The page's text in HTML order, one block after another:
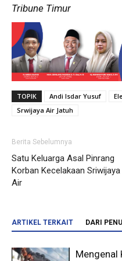
Tribune Timur
TOPIK Andi Isdar Yusuf
Srwijaya Air Jatuh
Berita Sebelumnya
Satu Keluarga Asal Pinrang
Korban Kecelakaan Sriwijaya
Air
ARTIKEL TERKAIT DARI
Mengenal